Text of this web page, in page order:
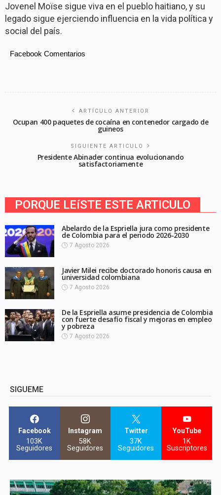
Jovenel Moïse sigue viva en el pueblo haitiano, y su
legado sigue ejerciendo influencia en la vida política y
social del país.
Facebook Comentarios
ARTÍCULO ANTERIOR
Ocupan 400 paquetes de cocaína en contenedor cargado de
guineos
SIGUIENTE ARTICULO
Presidente Abinader continua evolucionando
satisfactoriamente
PORQUE LEíSTE ESTE ARTICULO
Abelardo de la Espriella jura como presidente
de Colombia para el periodo 2026-2030
7 Agosto 2026
Javier Milei recibe doctorado honoris causa en
universidad colombiana
7 Agosto 2026
De la Espriella asume presidencia de Colombia
con fuerte desafío fiscal y mejoras en empleo
y pobreza
7 Agosto 2026
SIGUEME
Facebook
103K
Seguidores
Instagram
58K
Seguidores
Twitter
37K
Seguidores
YouTube
1K
Suscriptores